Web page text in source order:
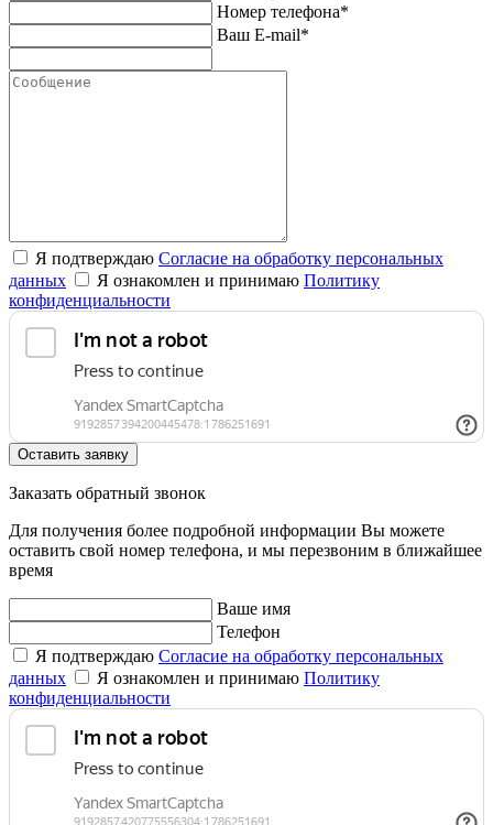
Номер телефона*
Ваш E-mail*
Я подтверждаю Согласие на обработку персональных
данных
Я ознакомлен и принимаю Политику
конфиденциальности
Оставить заявку
Заказать обратный звонок
Для получения более подробной информации Вы можете
оставить свой номер телефона, и мы перезвоним в ближайшее
время
Ваше имя
Телефон
Я подтверждаю Согласие на обработку персональных
данных
Я ознакомлен и принимаю Политику
конфиденциальности